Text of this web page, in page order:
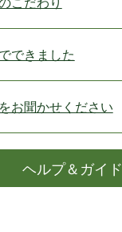
できました
お聞かせください
ヘルプ＆ガイド